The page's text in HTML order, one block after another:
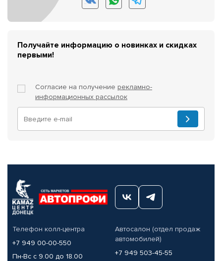
Получайте информацию о новинках и скидках
первыми!
Согласие на получение рекламно-
информационных рассылок
Телефон колл-центра
+7 949 00-00-550
Пн-Вс с 9.00 до 18.00
Автосалон (отдел продаж
автомобилей)
+7 949 503-45-55